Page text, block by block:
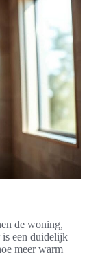
de woning,
is een duidelijk
meer warm